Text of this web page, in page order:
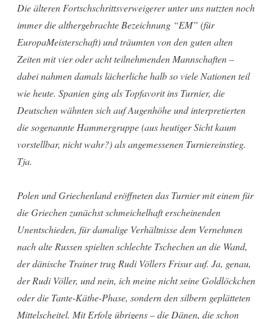
Die älteren Fortschschrittsverweigerer unter uns nutzten noch
immer die althergebrachte Bezeichnung “EM” (für
EuropaMeisterschaft) und träumten von den guten alten
Zeiten mit vier oder acht teilnehmenden Mannschaften –
dabei nahmen damals lächerliche halb so viele Nationen teil
wie heute. Spanien ging als Topfavorit ins Turnier, die
Deutschen wähnten sich auf Augenhöhe und interpretierten
die sogenannte Hammergruppe (aus heutiger Sicht kaum
vorstellbar, nicht wahr?) als angemessenen Turniereinstieg.
Tja.
Polen und Griechenland eröffneten das Turnier mit einem für
die Griechen zunächst schmeichelhaft erscheinenden
Unentschieden, für damalige Verhältnisse dem Vernehmen
nach alte Russen spielten schlechte Tschechen an die Wand,
der dänische Trainer trug Rudi Völlers Frisur auf. Ja, genau,
der Rudi Völler, und nein, ich meine nicht seine Goldlöckchen
oder die Tante-Käthe-Phase, sondern den silbern geplätteten
Mittelscheitel. Mit Erfolg übrigens – die Dänen, die schon